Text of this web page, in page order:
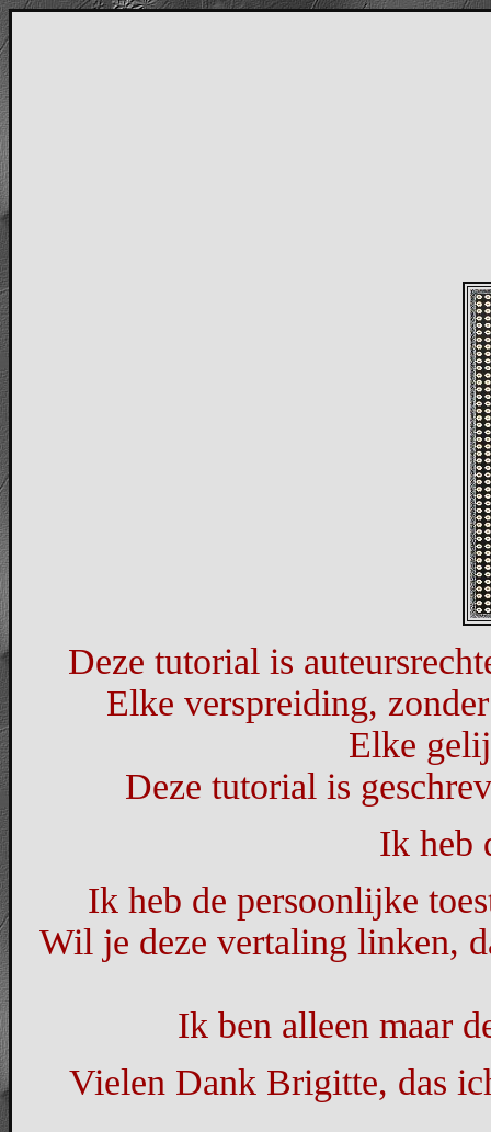
Deze tutorial is
Elke verspreiding,
Elke
Deze tutorial is
Ik heb
Ik heb de persoonlijke
Wil je deze vertaling linken,
Ik ben alleen maar
Vielen Dank Brigitte, das